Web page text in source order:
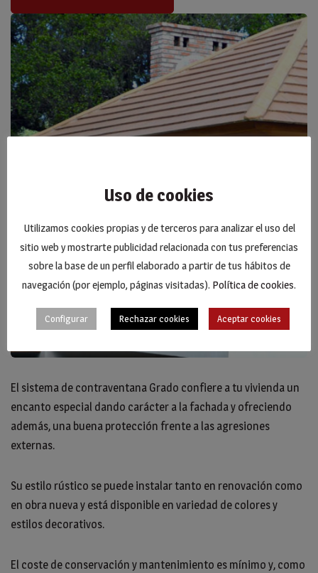
El sistema de contraventana Grado confiere a tu vivienda un
encanto especial dando carácter a la fachada y ofreciendo
además, una buena protección frente a las agresiones
externas.
Su estilo rústico se puede instalar tanto en renovación como
en obra nueva y está disponible en variedad de colores y
estilos decorativos.
El coste de conservación y mantenimiento es mínimo y, como
Uso de cookies
Utilizamos cookies propias y de terceros para analizar el uso del
sitio web y mostrarte publicidad relacionada con tus preferencias
sobre la base de un perfil elaborado a partir de tus hábitos de
navegación (por ejemplo, páginas visitadas). Política de cookies.
Configurar Rechazar cookies Aceptar cookies